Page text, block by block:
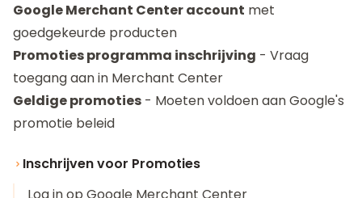
Google Merchant Center account met
goedgekeurde producten
Promoties programma inschrijving - Vraag
toegang aan in Merchant Center
Geldige promoties - Moeten voldoen aan Google's
promotie beleid
Inschrijven voor Promoties